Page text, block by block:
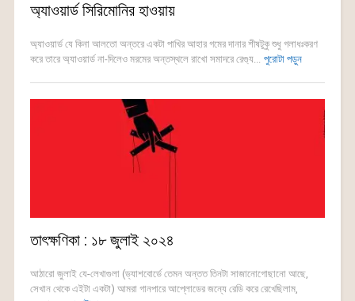
অ্যাওয়ার্ড সিরিমোনির হাওয়ায়
অ্যাওয়ার্ড যে কিনা আলতো অন্তরে একটা পাখির আহার গমের দানার শীষটুকু শুধু গলাধঃকরণ
করে তারে অ্যাওয়ার্ড না-দিলেও মরমের অন্তস্থলে রাখো সমাদরে রেগ্যু... পুরোটা পড়ুন
তাৎক্ষণিকা : ১৮ জুলাই ২০২৪
আঠারো জুলাই যে-লেখাগুলা (ড্যাশবোর্ডে তেমন অন্তত তিনটা সাজানোগোছানো আছে,
সেখান থেকে এইটা একটা) আমরা গানপারে আপ্লোডের জন্যে রেডি করে রেখেছিলাম,